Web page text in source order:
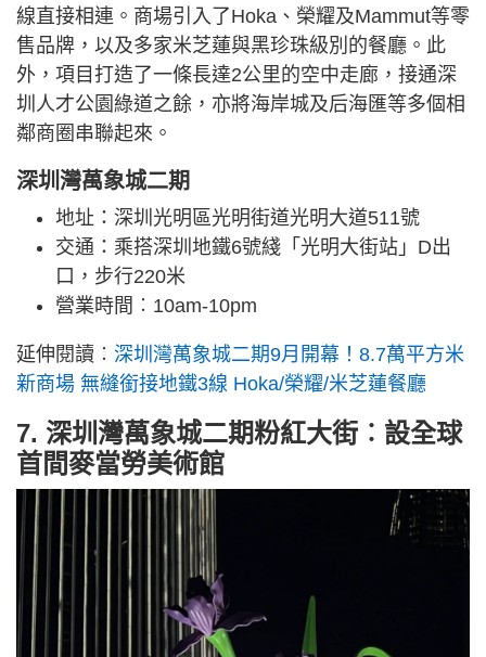
線直接相連。商場引入了Hoka、榮耀及Mammut等零
售品牌，以及多家米芝蓮與黑珍珠級別的餐廳。此
外，項目打造了一條長達2公里的空中走廊，接通深
圳人才公園綠道之餘，亦將海岸城及后海匯等多個相
鄰商圈串聯起來。
深圳灣萬象城二期
地址：深圳光明區光明街道光明大道511號
交通：乘搭深圳地鐵6號綫「光明大街站」D出
口，步行220米
營業時間︰10am-10pm
延伸閱讀︰ 深圳灣萬象城二期9月開幕！8.7萬平方米
新商場 無縫銜接地鐵3線 Hoka/榮耀/米芝蓮餐廳
7. 深圳灣萬象城二期粉紅大街︰設全球
首間麥當勞美術館